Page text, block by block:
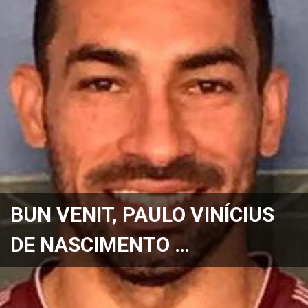
BUN VENIT, PAULO VINÍCIUS
DE NASCIMENTO …